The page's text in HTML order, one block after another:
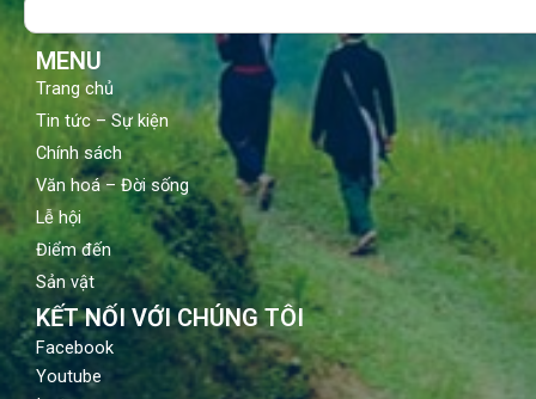
MENU
Trang chủ
Tin tức – Sự kiện
Chính sách
Văn hoá – Đời sống
Lễ hội
Điểm đến
Sản vật
KẾT NỐI VỚI CHÚNG TÔI
Facebook
Youtube